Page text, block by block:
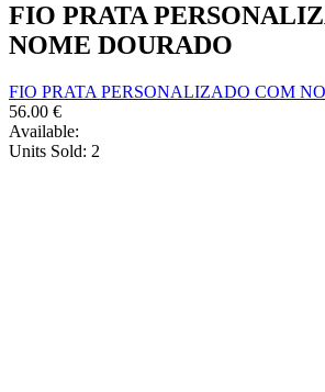
FIO PRATA
NOME DOURADO
FIO PRATA PERSONALIZADO COM
56.00 €
Available:
Units Sold: 2